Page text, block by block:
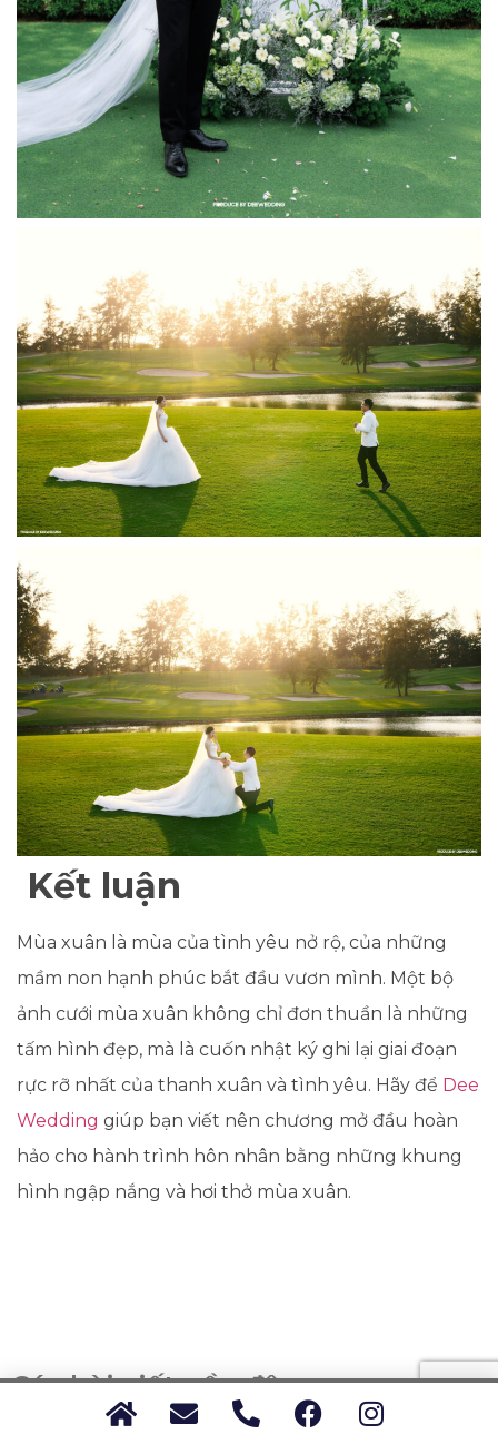
Kết luận
Mùa xuân là mùa của tình yêu nở rộ, của những
mầm non hạnh phúc bắt đầu vươn mình. Một bộ
ảnh cưới mùa xuân không chỉ đơn thuần là những
tấm hình đẹp, mà là cuốn nhật ký ghi lại giai đoạn
rực rỡ nhất của thanh xuân và tình yêu. Hãy để Dee
Wedding giúp bạn viết nên chương mở đầu hoàn
hảo cho hành trình hôn nhân bằng những khung
hình ngập nắng và hơi thở mùa xuân.
Các bài viết gần đây